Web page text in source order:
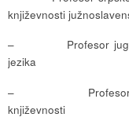
književnosti
– Profesor
jezika
– Profesor
književnosti